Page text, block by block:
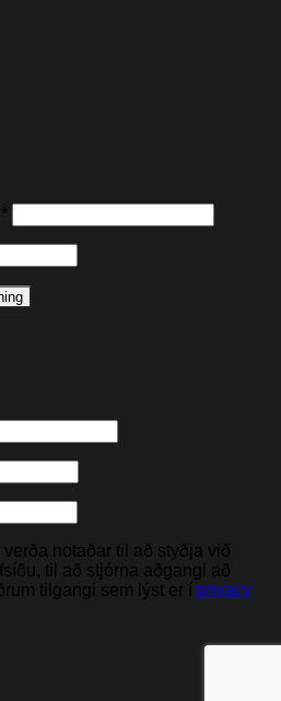
*
notaðar til að styðja við
til að stjórna aðgangi að
tilgangi sem lýst er í privacy